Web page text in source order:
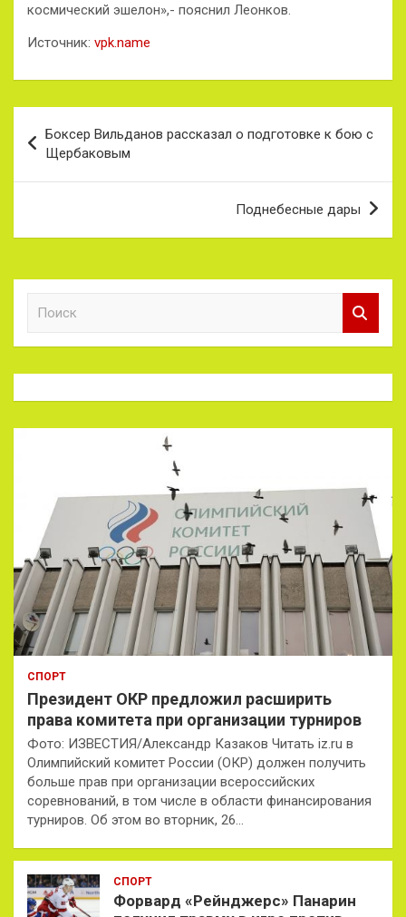
космический эшелон»,- пояснил Леонков.
Источник: vpk.name
по
записям
Боксер Вильданов рассказал о подготовке к бою с
Щербаковым
Поднебесные дары
к
СПОРТ
Президент ОКР предложил расширить
права комитета при организации турниров
Фото: ИЗВЕСТИЯ/Александр Казаков Читать iz.ru в
Олимпийский комитет России (ОКР) должен получить
больше прав при организации всероссийских
соревнований, в том числе в области финансирования
турниров. Об этом во вторник, 26…
СПОРТ
Форвард «Рейнджерс» Панарин